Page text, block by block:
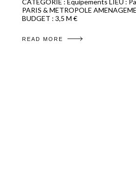
CATEGORIE : Equipements LIEU :
PARIS & METROPOLE
BUDGET : 3,5 M €
READ MORE